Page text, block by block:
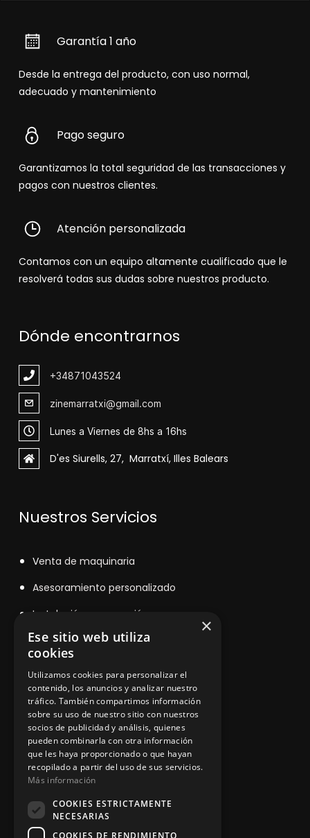
Garantía 1 año
Desde la entrega del producto, con uso normal,
adecuado y mantenimiento
Pago seguro
Garantizamos la total seguridad de las transacciones y
pagos con nuestros clientes.
Atención personalizada
Contamos con un equipo altamente cualificado que le
resolverá todas sus dudas sobre nuestros producto.
Dónde encontrarnos
+34871043524
zinemarratxi@gmail.com
Lunes a Viernes de 8hs a 16hs
D'es Siurells, 27, Marratxí, Illes Balears
Nuestros Servicios
Venta de maquinaria
Asesoramiento personalizado
Instalación y reparación
Contacto
Información legal
Política de privacidad
Aviso legal
App Zine Hostelería
×
Ese sitio web utiliza
cookies
Utilizamos cookies para personalizar el
contenido, los anuncios y analizar nuestro
tráfico. También compartimos información
sobre su uso de nuestro sitio con nuestros
socios de publicidad y análisis, quienes
pueden combinarla con otra información
que les haya proporcionado o que hayan
recopilado a partir del uso de sus servicios.
Más información
COOKIES ESTRICTAMENTE
NECESARIAS
COOKIES DE RENDIMIENTO